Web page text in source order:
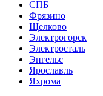
СПБ
Фрязино
Щелково
Электрогорск
Электросталь
Энгельс
Ярославль
Яхрома